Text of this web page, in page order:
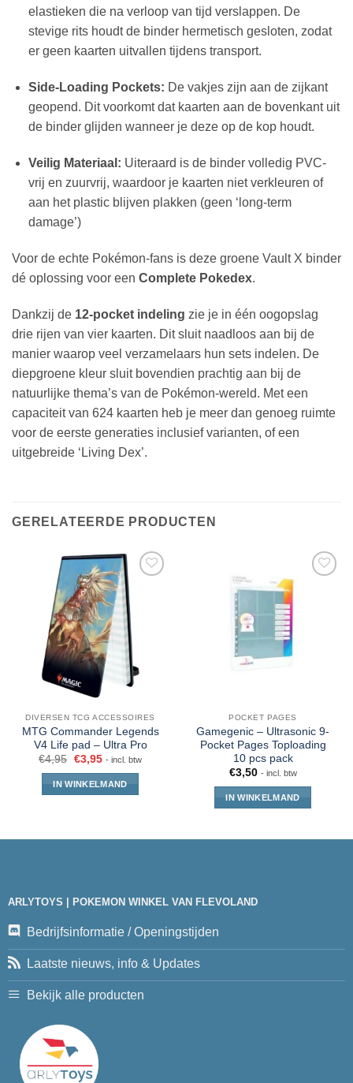
elastieken die na verloop van tijd verslappen. De
stevige rits houdt de binder hermetisch gesloten, zodat
er geen kaarten uitvallen tijdens transport.
Side-Loading Pockets: De vakjes zijn aan de zijkant
geopend. Dit voorkomt dat kaarten aan de bovenkant uit
de binder glijden wanneer je deze op de kop houdt.
Veilig Materiaal: Uiteraard is de binder volledig PVC-
vrij en zuurvrij, waardoor je kaarten niet verkleuren of
aan het plastic blijven plakken (geen ‘long-term
damage’)
Voor de echte Pokémon-fans is deze groene Vault X binder
dé oplossing voor een Complete Pokedex.
Dankzij de 12-pocket indeling zie je in één oogopslag
drie rijen van vier kaarten. Dit sluit naadloos aan bij de
manier waarop veel verzamelaars hun sets indelen. De
diepgroene kleur sluit bovendien prachtig aan bij de
natuurlijke thema’s van de Pokémon-wereld. Met een
capaciteit van 624 kaarten heb je meer dan genoeg ruimte
voor de eerste generaties inclusief varianten, of een
uitgebreide ‘Living Dex’.
GERELATEERDE PRODUCTEN
DIVERSEN TCG ACCESSOIRES
MTG Commander Legends
V4 Life pad – Ultra Pro
€4,95 €3,95 - incl. btw
IN WINKELMAND
POCKET PAGES
Gamegenic – Ultrasonic 9-
Pocket Pages Toploading
10 pcs pack
€3,50 - incl. btw
IN WINKELMAND
ARLYTOYS | POKEMON WINKEL VAN FLEVOLAND
Bedrijfsinformatie / Openingstijden
Laatste nieuws, info & Updates
Bekijk alle producten